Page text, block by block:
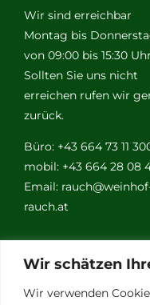
Wir schätzen
Wir verwenden
Wir sind erreichbar
Montag bis
von 09:00 bis 15:30 Uhr
Sollten Sie uns nicht
erreichen rufen wir
zurück.
Büro: +43 664 73 11
mobil: +43 664 28 08
Email:
rauch.at